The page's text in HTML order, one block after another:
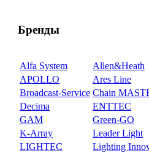
Бренды
Alfa System Allen&Heath
APOLLO
Ares Line
Broadcast-Service Chain
Decima
ENTTEC
GAM
Green-GO
K-Array
Leader Light
LIGHTEC
Lighting